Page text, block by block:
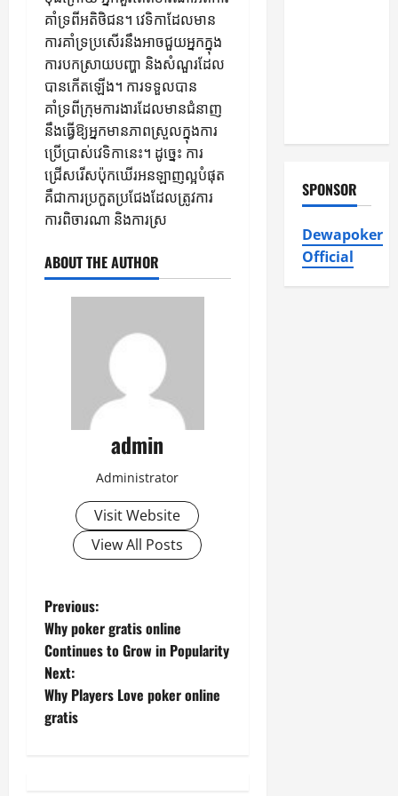
គាំទ្រពីអតិថិជន។ វេទិកាដែលមាន
ការគាំទ្រប្រសើរនឹងអាចជួយអ្នកក្នុង
ការបកស្រាយបញ្ហា និងសំណួរដែល
បានកើតឡើង។ ការទទួលបាន
គាំទ្រពីក្រុមការងារដែលមានជំនាញ
នឹងធ្វើឱ្យអ្នកមានភាពស្រួលក្នុងការ
ប្រើប្រាស់វេទិកានេះ។ ដូច្នេះ ការ
ជ្រើសរើសប៉ុកឃើរអនឡាញល្អបំផុត
គឺជាការប្រកួតប្រជែងដែលត្រូវការ
ការពិចារណា និងការស្រ
ABOUT THE AUTHOR
admin
Administrator
Visit Website
View All Posts
P
o
s
t
Previous:
Why poker gratis online
Continues to Grow in Popularity
Next:
Why Players Love poker online
gratis
SPONSOR
Dewapoker
Official